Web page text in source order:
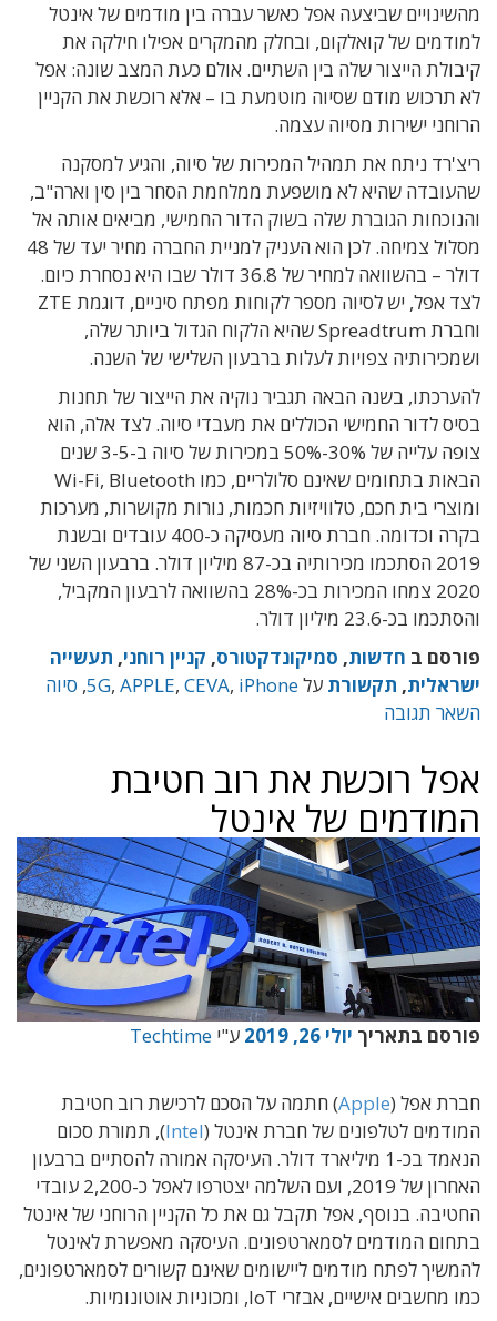
מהשינויים שביצעה אפל כאשר עברה בין מודמים של אינטל
למודמים של קואלקום, ובחלק מהמקרים אפילו חילקה את
קיבולת הייצור שלה בין השתיים. אולם כעת המצב שונה: אפל
לא תרכוש מודם שסיוה מוטמעת בו – אלא רוכשת את הקניין
הרוחני ישירות מסיוה עצמה.
ריצ'רד ניתח את תמהיל המכירות של סיוה, והגיע למסקנה
שהעובדה שהיא לא מושפעת ממלחמת הסחר בין סין וארה"ב,
והנוכחות הגוברת שלה בשוק הדור החמישי, מביאים אותה אל
מסלול צמיחה. לכן הוא העניק למניית החברה מחיר יעד של 48
דולר – בהשוואה למחיר של 36.8 דולר שבו היא נסחרת כיום.
לצד אפל, יש לסיוה מספר לקוחות מפתח סיניים, דוגמת ZTE
וחברת Spreadtrum שהיא הלקוח הגדול ביותר שלה,
ושמכירותיה צפויות לעלות ברבעון השלישי של השנה.
להערכתו, בשנה הבאה תגביר נוקיה את הייצור של תחנות
בסיס לדור החמישי הכוללים את מעבדי סיוה. לצד אלה, הוא
צופה עלייה של 30%-50% במכירות של סיוה ב-3-5 שנים
הבאות בתחומים שאינם סלולריים, כמו Wi-Fi, Bluetooth
ומוצרי בית חכם, טלוויזיות חכמות, נורות מקושרות, מערכות
בקרה וכדומה. חברת סיוה מעסיקה כ-400 עובדים ובשנת
2019 הסתכמו מכירותיה בכ-87 מיליון דולר. ברבעון השני של
2020 צמחו המכירות בכ-28% בהשוואה לרבעון המקביל,
והסתכמו בכ-23.6 מיליון דולר.
פורסם ב חדשות, סמיקונדקטורס, קניין רוחני, תעשייה
ישראלית, תקשורת על 5G, APPLE, CEVA, iPhone
, סיוה
השאר תגובה
אפל רוכשת את רוב חטיבת
המודמים של אינטל
פורסם בתאריך יולי 26, 2019 ע"י Techtime
חברת אפל (Apple) חתמה על הסכם לרכישת רוב חטיבת
המודמים לטלפונים של חברת אינטל (Intel), תמורת סכום
הנאמד בכ-1 מיליארד דולר. העיסקה אמורה להסתיים ברבעון
האחרון של 2019, ועם השלמה יצטרפו לאפל כ-2,200 עובדי
החטיבה. בנוסף, אפל תקבל גם את כל הקניין הרוחני של אינטל
בתחום המודמים לסמארטפונים. העיסקה מאפשרת לאינטל
להמשיך לפתח מודמים ליישומים שאינם קשורים לסמארטפונים,
כמו מחשבים אישיים, אבזרי IoT, ומכוניות אוטונומיות.